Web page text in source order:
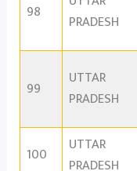
98
PRADESH
99
UTTAR
PRADESH
100
UTTAR
PRADESH